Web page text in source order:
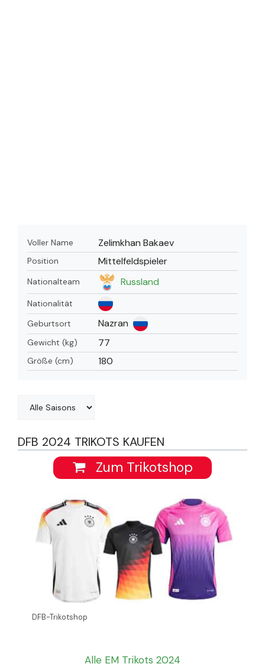
Voller Name Zelimkhan Bakaev
Position Mittelfeldspieler
Nationalteam Russland
Nationalität
Geburtsort
Nazran
Gewicht (kg) 77
Größe (cm) 180
DFB 2024 TRIKOTS KAUFEN
Zum Trikotshop
DFB-Trikotshop
Alle EM Trikots 2024